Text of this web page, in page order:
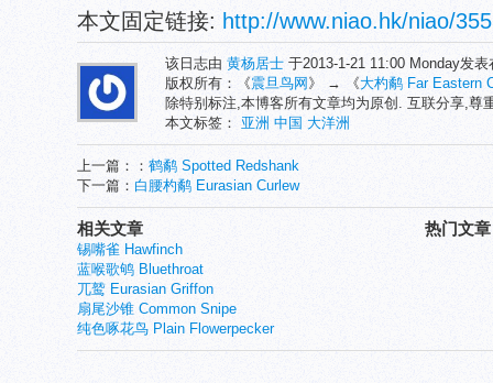
本文固定链接: http://www.niao.hk/niao/
该日志由 黄杨居士 于2013-1-21 11:00 Monday发
版权所有：《震旦鸟网 》 → 《大杓鹬 Far Eastern
除特别标注,本博客所有文章均为原创. 互联分享,尊
本文标签： 亚洲 中国 大洋洲
上一篇：： 鹤鹬 Spotted Redshank
下一篇： 白腰杓鹬 Eurasian Curlew
热门文章
相关文章
锡嘴雀 Hawfinch
蓝喉歌鸲 Bluethroat
兀鹫 Eurasian Griffon
扇尾沙锥 Common Snipe
纯色啄花鸟 Plain Flowerpecker